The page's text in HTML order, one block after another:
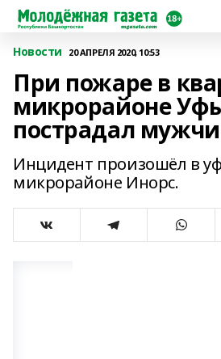
Новости 20 АПРЕЛЯ 2020, 10:53
При пожаре в
микрорайоне
пострадал
Инцидент произошёл в
микрорайоне Инорс.